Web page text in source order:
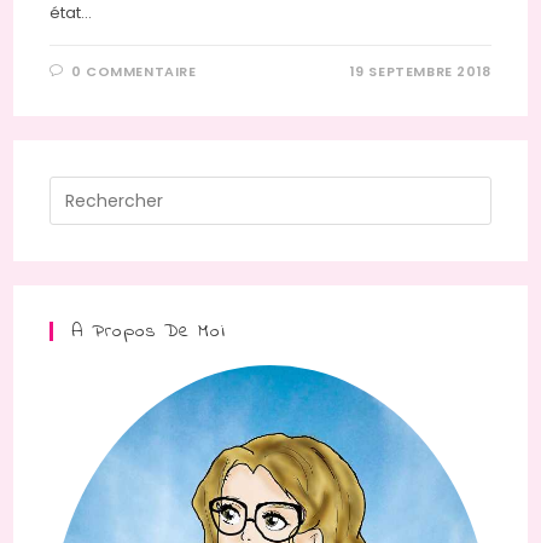
état…
0 COMMENTAIRE 19 SEPTEMBRE 2018
A Propos De Moi